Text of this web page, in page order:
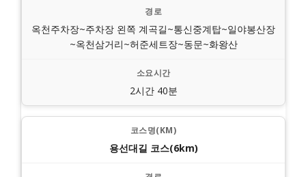
옥천주차장~주차장 왼쪽 계곡길~통신중계탑~일야봉산장
~옥천삼거리~허준세트장~동문~화왕산
2시간 40분
용선대길 코스(6km)